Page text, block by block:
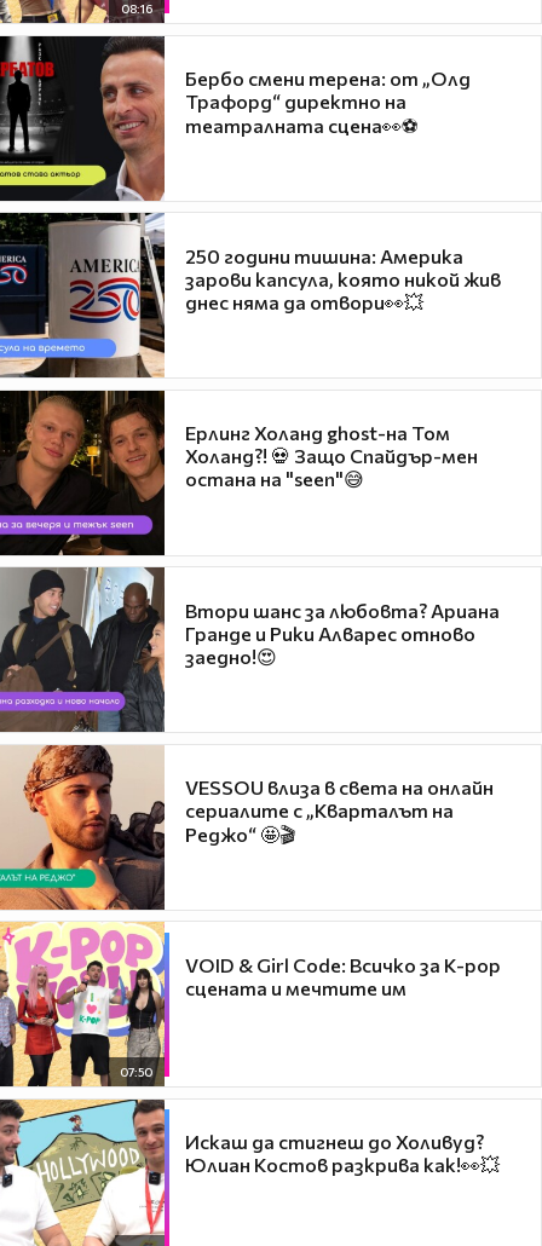
08:16
Бербо смени терена: от „Олд
Трафорд“ директно на
театралната сцена👀⚽
250 години тишина: Америка
зарови капсула, която никой жив
днес няма да отвори👀💥
Ерлинг Холанд ghost-на Том
Холанд?! 💀 Защо Спайдър-мен
остана на "seen"😅
Втори шанс за любовта? Ариана
Гранде и Рики Алварес отново
заедно!😍
VESSOU влиза в света на онлайн
сериалите с „Кварталът на
Реджо“ 🤩🎬
07:50
VOID & Girl Code: Всичко за K-pop
сцената и мечтите им
Искаш да стигнеш до Холивуд?
Юлиан Костов разкрива как!👀💥